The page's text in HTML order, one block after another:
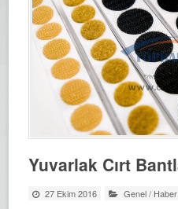
Yuvarlak Cırt
27 Ekim 2016 Genel/